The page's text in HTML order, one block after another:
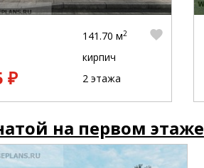
₽
141.70 м2
кирпич
2 этажа
на первом этаже